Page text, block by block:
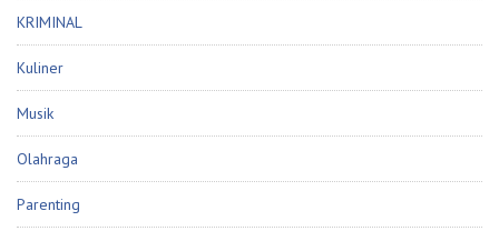
KRIMINAL
Kuliner
Musik
Olahraga
Parenting